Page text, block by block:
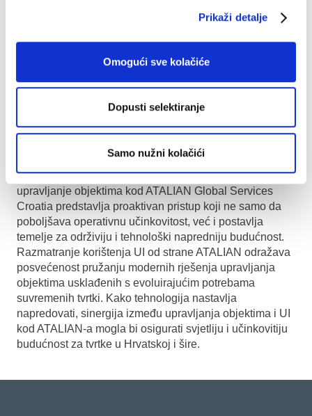
Prikaži detalje
Omogući sve kolačiće
Dopusti selektiranje
Samo nužni kolačići
upravljanje objektima, klijenti mogu ostvariti uštede
troškova putem proaktivnog održavanja i energetske
poboljšanje dnevnih operacija, što dovodi do bolje
ukupne izvedbe objekta za ugodnije okruženje,
povećavajući zadovoljstvo i produktivnost korisnika.
Potencijalna integracija umjetne inteligencije u
upravljanje objektima kod ATALIAN Global Services
Croatia predstavlja proaktivan pristup koji ne samo da
poboljšava operativnu učinkovitost, već i postavlja
temelje za održiviju i tehnološki napredniju budućnost.
Razmatranje korištenja UI od strane ATALIAN odražava
posvećenost pružanju modernih rješenja upravljanja
objektima usklađenih s evoluirajućim potrebama
suvremenih tvrtki. Kako tehnologija nastavlja
napredovati, sinergija između upravljanja objektima i UI
kod ATALIAN-a mogla bi osigurati svjetliju i učinkovitiju
budućnost za tvrtke u Hrvatskoj i šire.